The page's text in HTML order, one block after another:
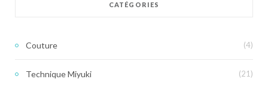
CATÉGORIES
Couture (4)
Technique Miyuki (21)